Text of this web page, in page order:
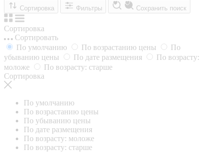
Сортировка
Фильтры Сохранить поиск
Сортировка
Сортировать
По умолчанию
По возрастанию цены
По
убыванию цены
По дате размещения
По возрасту:
моложе
По возрасту: старше
Сортировка
По умолчанию
По возрастанию цены
По убыванию цены
По дате размещения
По возрасту: моложе
По возрасту: старше